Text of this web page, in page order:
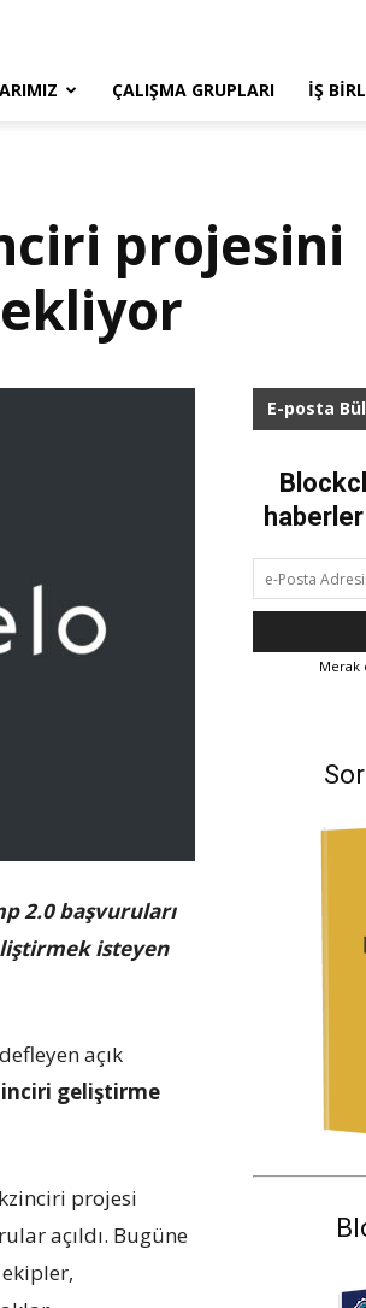
ÇALIŞMA GRUPLARI İŞ
projesini
2.0 başvuruları
isteyen
açık
geliştirme
projesi
açıldı. Bugüne
E-posta
Merak